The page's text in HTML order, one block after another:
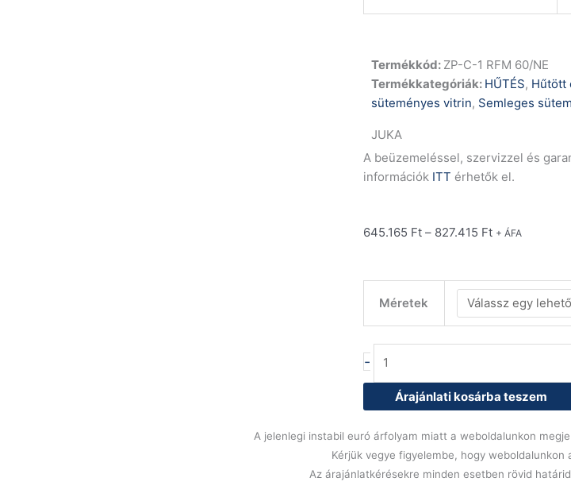
Termékkód: ZP-C-1 RFM 60/NE
Termékkategóriák: HŰTÉS, Hűtött
süteményes vitrin, Semleges
JUKA
A beüzemeléssel, szervizzel és
információk ITT érhetők el.
645.165 Ft– 827.415 Ft + ÁFA
Méretek
-
mini
C-
1
RFM
60/NE
semleges
pult
mennyiség
Árajánlati kosárba teszem
A jelenlegi instabil euró árfolyam miatt a weboldalunkon
Kérjük vegye figyelembe, hogy
Az árajánlatkérésekre minden esetben rövid